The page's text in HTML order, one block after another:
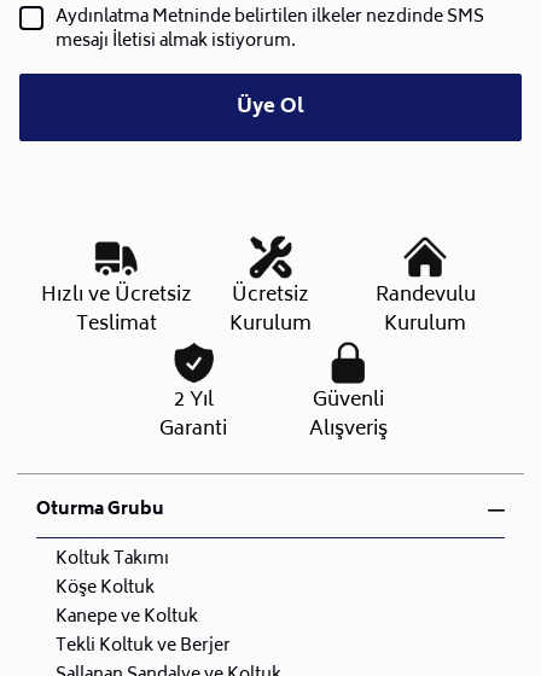
Aydınlatma Metninde belirtilen ilkeler nezdinde SMS
mesajı İletisi almak istiyorum.
Üye Ol
Hızlı ve Ücretsiz
Teslimat
Ücretsiz
Kurulum
Randevulu
Kurulum
2 Yıl
Garanti
Güvenli
Alışveriş
Oturma Grubu
Koltuk Takımı
Köşe Koltuk
Kanepe ve Koltuk
Tekli Koltuk ve Berjer